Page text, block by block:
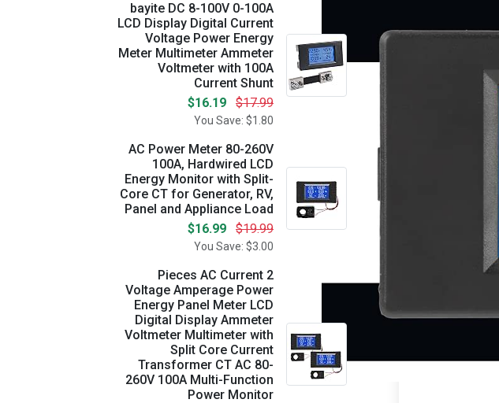
bayite DC 8-100V 0-100A
LCD Display Digital Current
Voltage Power Energy
Meter Multimeter Ammeter
Voltmeter with 100A
Current Shunt
$17.99
$16.19
You Save: $1.80
AC Power Meter 80-260V
100A, Hardwired LCD
Energy Monitor with Split-
Core CT for Generator, RV,
Panel and Appliance Load
$19.99
$16.99
You Save: $3.00
2 Pieces AC Current
Voltage Amperage Power
Energy Panel Meter LCD
Digital Display Ammeter
Voltmeter Multimeter with
Split Core Current
Transformer CT AC 80-
260V 100A Multi-Function
Power Monitor